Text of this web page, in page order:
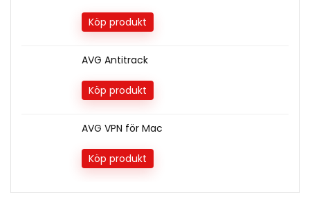
Köp produkt
AVG Antitrack
Köp produkt
AVG VPN för Mac
Köp produkt